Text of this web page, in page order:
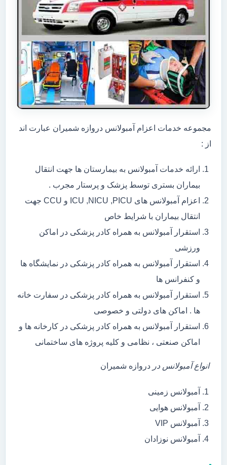
مجموعه خدمات اعزام آمبولانس دروازه شمیران عبارت اند
از :
ارائه خدمات آمبولانس به بیمارستان ها جهت انتقال
بیماران بستری توسط پزشک و پرستار مجرب .
اعزام آمبولانس های ICU ,NICU ,PICU و CCU جهت
انتقال بیماران با شرایط خاص
استقرار آمبولانس به همراه کادر پزشکی در اماکن
ورزشی
استقرار آمبولانس به همراه کادر پزشکی در نمایشگاه ها
و کنفرانس ها
استقرار آمبولانس به همراه کادر پزشکی در سفارت خانه
ها . اماکن های دولتی و خصوصی
استقرار آمبولانس به همراه کادر پزشکی در کارخانه ها و
اماکن صنعتی ، نظامی و کلیه پروژه های ساختمانی
انواع آمبولانس در دروازه شمیران
آمبولانس زمینی
آمبولانس هوایی
آمبولانس VIP
آمبولانس نوزادان